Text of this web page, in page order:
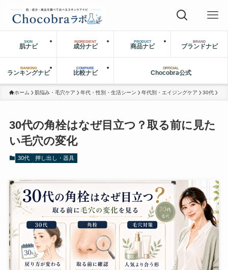
SKIN
肌ナビ
INGREDIENT
成分ナビ
PRODUCT
商品ナビ
BRAND
ブランドナビ
RANKING
ランキングナビ
COMPARE
比較ナビ
OFFICIAL
Chocobra公式
ホーム 肌悩み・毛穴ケア 年代・性別・生活シーン 年代別・エイジングケア 30代
30代の角栓はなぜ目立つ？取る前に見た
い毛穴の変化
30代 押し出し・器具